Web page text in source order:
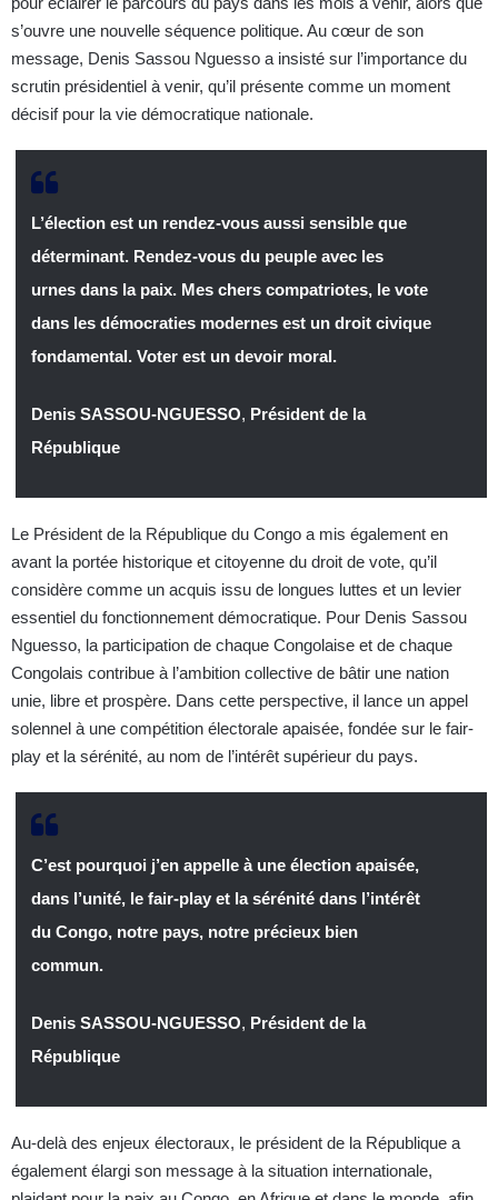
s’ouvre une nouvelle séquence politique. Au cœur de son
message, Denis Sassou Nguesso a insisté sur l’importance du
scrutin présidentiel à venir, qu’il présente comme un moment
décisif pour la vie démocratique nationale.
L’élection est un rendez-vous aussi sensible que
déterminant. Rendez-vous du peuple avec les
urnes dans la paix. Mes chers compatriotes, le vote
dans les démocraties modernes est un droit civique
fondamental. Voter est un devoir moral.
Denis SASSOU-NGUESSO, Président de la
République
Le Président de la République du Congo a mis également en
avant la portée historique et citoyenne du droit de vote, qu’il
considère comme un acquis issu de longues luttes et un levier
essentiel du fonctionnement démocratique. Pour Denis Sassou
Nguesso, la participation de chaque Congolaise et de chaque
Congolais contribue à l’ambition collective de bâtir une nation
unie, libre et prospère. Dans cette perspective, il lance un appel
solennel à une compétition électorale apaisée, fondée sur le fair-
play et la sérénité, au nom de l’intérêt supérieur du pays.
C’est pourquoi j’en appelle à une élection apaisée,
dans l’unité, le fair-play et la sérénité dans l’intérêt
du Congo, notre pays, notre précieux bien
commun.
Denis SASSOU-NGUESSO, Président de la
République
Au-delà des enjeux électoraux, le président de la République a
également élargi son message à la situation internationale,